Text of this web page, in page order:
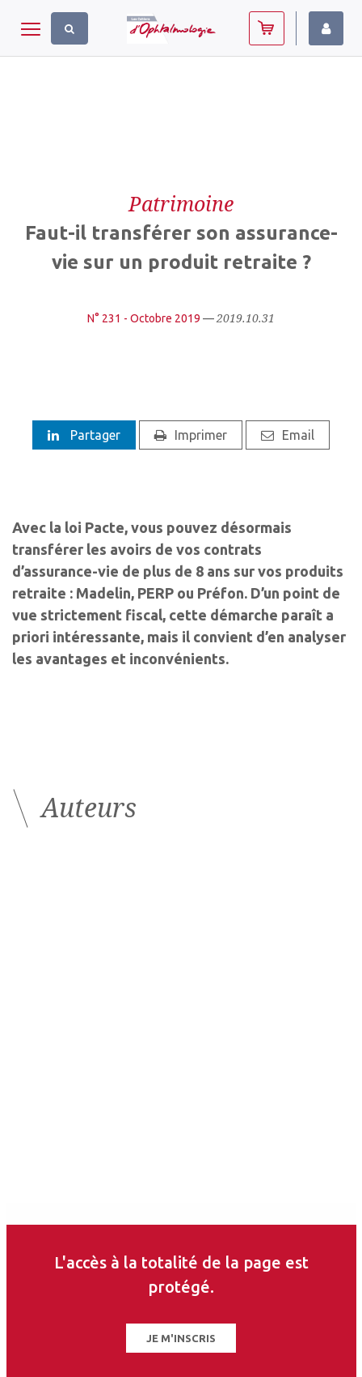
Toggle navigation
Patrimoine
Faut-il transférer son assurance-
vie sur un produit retraite ?
N° 231 - Octobre 2019 —2019.10.31
Partager Imprimer Email
Avec la loi Pacte, vous pouvez désormais
transférer les avoirs de vos contrats
d’assurance-vie de plus de 8 ans sur vos produits
retraite : Madelin, PERP ou Préfon. D’un point de
vue strictement fiscal, cette démarche paraît a
priori intéressante, mais il convient d’en analyser
les avantages et inconvénients.
Auteurs
L'accès à la totalité de la page est
protégé.
JE M'INSCRIS
Panneau de gestion des cookies